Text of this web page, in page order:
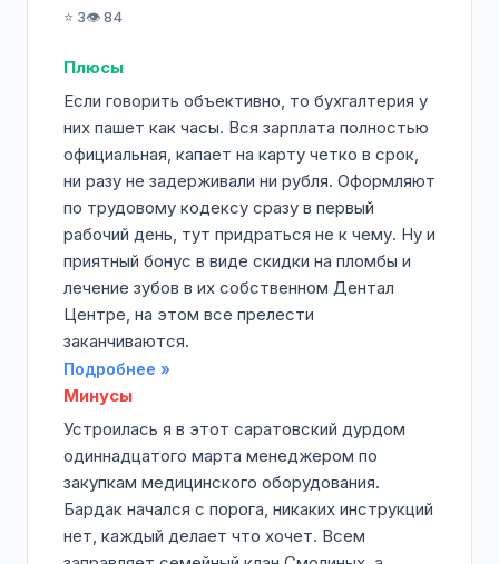
⭐ 3👁️ 84
Плюсы
Если говорить объективно, то бухгалтерия у
них пашет как часы. Вся зарплата полностью
официальная, капает на карту четко в срок,
ни разу не задерживали ни рубля. Оформляют
по трудовому кодексу сразу в первый
рабочий день, тут придраться не к чему. Ну и
приятный бонус в виде скидки на пломбы и
лечение зубов в их собственном Дентал
Центре, на этом все прелести
заканчиваются.
Подробнее »
Минусы
Устроилась я в этот саратовский дурдом
одиннадцатого марта менеджером по
закупкам медицинского оборудования.
Бардак начался с порога, никаких инструкций
нет, каждый делает что хочет. Всем